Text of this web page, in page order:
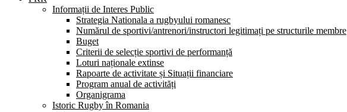
Informații de Interes Public
Strategia Nationala a rugbyului romanesc
Numărul de sportivi/antrenori/instructori legitimați pe structurile membre
Buget
Criterii de selecție sportivi de performanță
Loturi naționale extinse
Rapoarte de activitate și Situații financiare
Program anual de activități
Organigrama
Istoric Rugby în Romania